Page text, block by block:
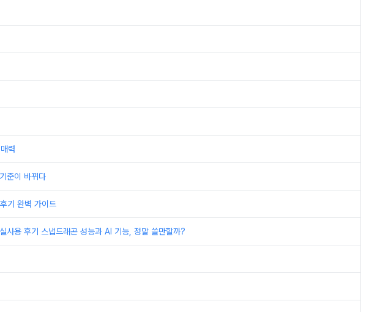
력
준이 바뀌다
기 완벽 가이드
용 후기 스냅드래곤 성능과 AI 기능, 정말 쓸만할까?